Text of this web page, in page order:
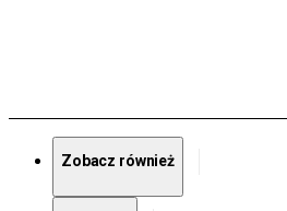
Zobacz również